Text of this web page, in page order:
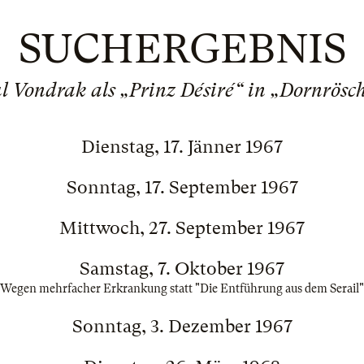
SUCHERGEBNIS
Vondrak als „Prinz Désiré“ in
Dienstag, 17. Jänner 1967
Sonntag, 17. September 1967
Mittwoch, 27. September 1967
Samstag, 7. Oktober 1967
Wegen mehrfacher Erkrankung statt "Die Entführung aus dem Serail"
Sonntag, 3. Dezember 1967